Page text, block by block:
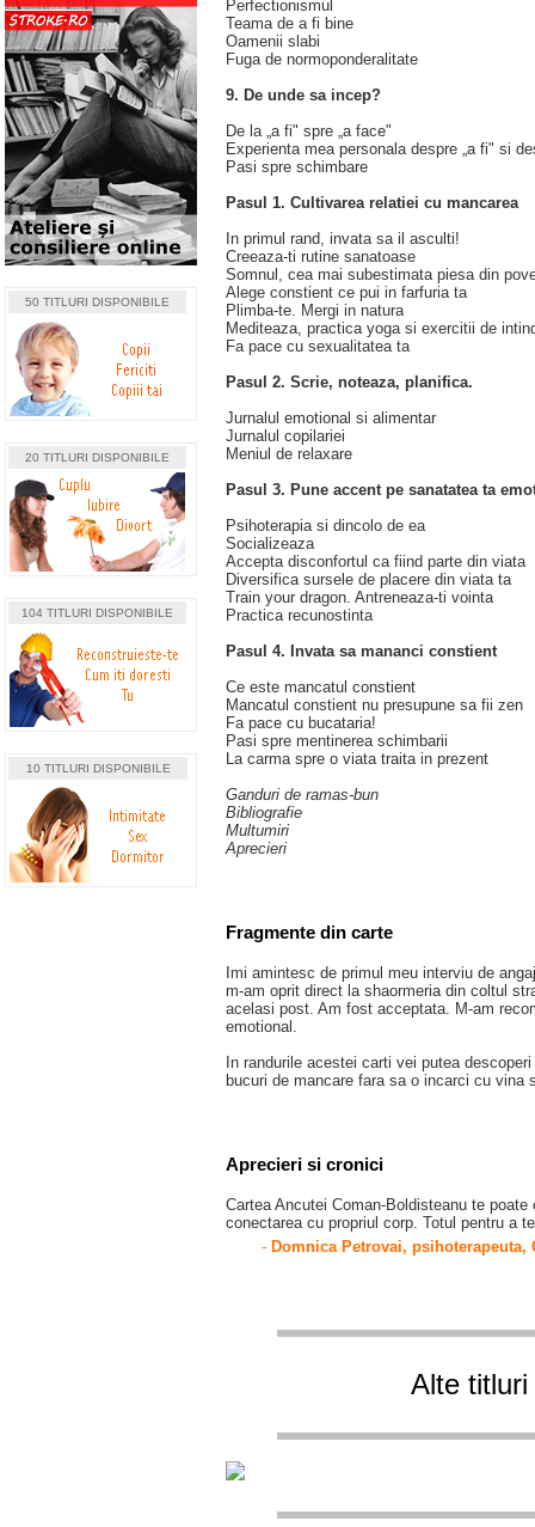
50 TITLURI DISPONIBILE
20 TITLURI DISPONIBILE
104 TITLURI DISPONIBILE
10 TITLURI DISPONIBILE
Perfectionismul
Teama de a fi bine
Oamenii slabi
Fuga de normoponderalitate
9. De unde sa incep?
De la „a fi" spre „a face"
Experienta mea personala despre „a fi" si
Pasi spre schimbare
Pasul 1. Cultivarea relatiei cu mancarea
In primul rand, invata sa il asculti!
Creeaza‑ti rutine sanatoase
Somnul, cea mai subestimata piesa din
Alege constient ce pui in farfuria ta
Plimba‑te. Mergi in natura
Mediteaza, practica yoga si exercitii de
Fa pace cu sexualitatea ta
Pasul 2. Scrie, noteaza, planifica.
Jurnalul emotional si alimentar
Jurnalul copilariei
Meniul de relaxare
Pasul 3. Pune accent pe sanatatea ta
Psihoterapia si dincolo de ea
Socializeaza
Accepta disconfortul ca fiind parte din viata
Diversifica sursele de placere din viata ta
Train your dragon. Antreneaza‑ti vointa
Practica recunostinta
Pasul 4. Invata sa mananci constient
Ce este mancatul constient
Mancatul constient nu presupune sa fii zen
Fa pace cu bucataria!
Pasi spre mentinerea schimbarii
La carma spre o viata traita in prezent
Ganduri de ramas‑bun
Bibliografie
Multumiri
Aprecieri
Fragmente din carte
Imi amintesc de primul meu interviu de
m-am oprit direct la shaormeria din coltul
acelasi post. Am fost acceptata. M-am
emotional.
In randurile acestei carti vei putea
bucuri de mancare fara sa o incarci cu
Aprecieri si cronici
Cartea Ancutei Coman-Boldisteanu te
conectarea cu propriul corp. Totul pentru a
- Domnica Petrovai, psihoterapeuta,
Alte